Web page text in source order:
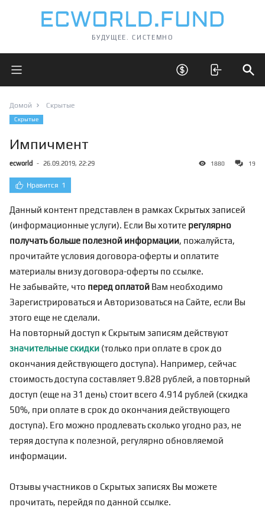
БУДУЩЕЕ. СИСТЕМНО
Открыть главное меню Открыть скрытые
Домой Скрытые
Скрытые
Импичмент
ecworld - 26.09.2019, 22:29 1880 19
Нравится 1
Данный контент представлен в рамках Скрытых записей
(информационные услуги). Если Вы хотите регулярно
получать больше полезной информации, пожалуйста,
прочитайте условия договора-оферты и оплатите
материалы внизу договора-оферты по ссылке.
Не забывайте, что перед оплатой Вам необходимо
Зарегистрироваться и Авторизоваться на Сайте, если Вы
этого еще не сделали.
На повторный доступ к Скрытым записям действуют
значительные скидки (только при оплате в срок до
окончания действующего доступа). Например, сейчас
стоимость доступа составляет 9.828 рублей, а повторный
доступ (еще на 31 день) стоит всего 4.914 рублей (скидка
50%, при оплате в срок до окончания действующего
доступа). Его можно продлевать сколько угодно раз, не
теряя доступа к полезной, регулярно обновляемой
информации.
Отзывы участников о Скрытых записях Вы можете
прочитать, перейдя по данной ссылке.